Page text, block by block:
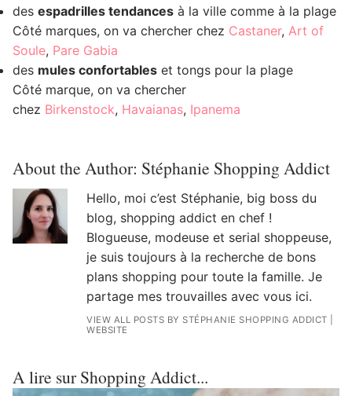
des espadrilles tendances à la ville comme à la plage
Côté marques, on va chercher chez Castaner, Art of
Soule, Pare Gabia
des mules confortables et tongs pour la plage
Côté marque, on va chercher
chez Birkenstock, Havaianas, Ipanema
About the Author: Stéphanie Shopping Addict
Hello, moi c’est Stéphanie, big boss du
blog, shopping addict en chef !
Blogueuse, modeuse et serial shoppeuse,
je suis toujours à la recherche de bons
plans shopping pour toute la famille. Je
partage mes trouvailles avec vous ici.
VIEW ALL POSTS BY STÉPHANIE SHOPPING ADDICT
WEBSITE
A lire sur Shopping Addict...